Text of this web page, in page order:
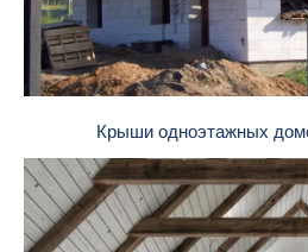
Крыши одноэтажных